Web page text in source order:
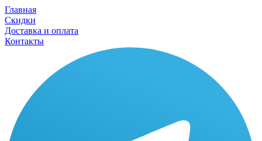
Главная
Скидки
Доставка и оплата
Контакты